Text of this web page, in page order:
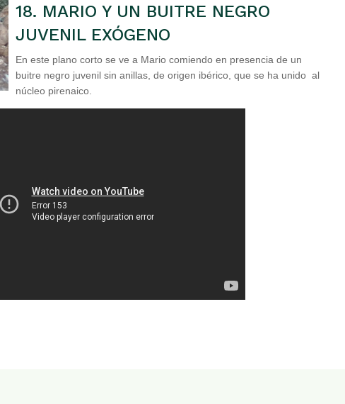
18. MARIO Y UN BUITRE NEGRO
JUVENIL EXÓGENO
En este plano corto se ve a Mario comiendo en presencia de un
buitre negro juvenil sin anillas, de origen ibérico, que se ha unido al
núcleo pirenaico.